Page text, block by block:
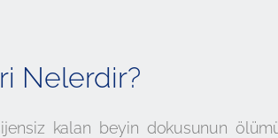
Nelerdir?
kalan beyin dokusunun